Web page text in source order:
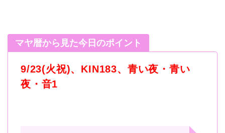
マヤ暦から見た今日のポイント
9/23(火祝)、KIN183、青い夜・青い
夜・音1